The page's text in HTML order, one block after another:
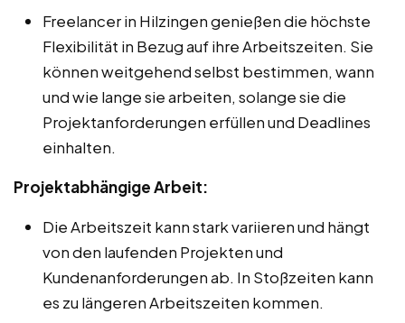
Freelancer in Hilzingen genießen die höchste
Flexibilität in Bezug auf ihre Arbeitszeiten. Sie
können weitgehend selbst bestimmen, wann
und wie lange sie arbeiten, solange sie die
Projektanforderungen erfüllen und Deadlines
einhalten.
Projektabhängige Arbeit:
Die Arbeitszeit kann stark variieren und hängt
von den laufenden Projekten und
Kundenanforderungen ab. In Stoßzeiten kann
es zu längeren Arbeitszeiten kommen.